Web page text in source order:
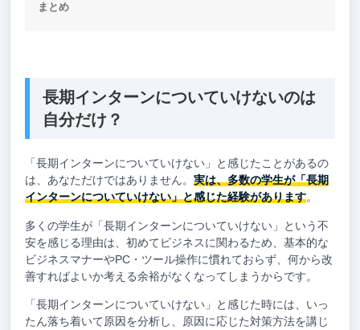
まとめ
長期インターンについていけないのは
自分だけ？
「長期インターンについていけない」と感じたことがあるの
は、あなただけではありません。 実は、多数の学生が「長期
インターンについていけない」と感じた経験があります。
多くの学生が「長期インターンについていけない」という不
安を感じる理由は、初めてビジネスに関わるため、基本的な
ビジネスマナーやPC・ツール操作に慣れておらず、何から改
善すればよいか考える余裕がなくなってしまうからです。
「長期インターンについていけない」と感じた時には、いっ
たん落ち着いて原因を分析し、原因に応じた対策方法を講じ